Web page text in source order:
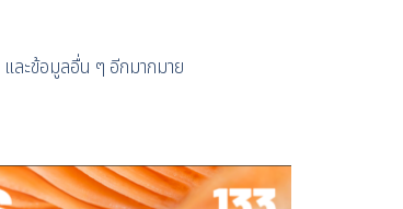
และข้อมูลอื่น ๆ อีกมากมาย